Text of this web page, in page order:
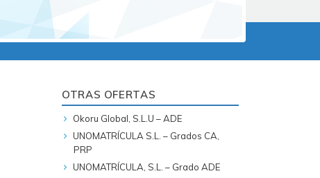
OTRAS OFERTAS
Okoru Global, S.L.U – ADE
UNOMATRÍCULA S.L. – Grados CA,
PRP
UNOMATRÍCULA, S.L. – Grado ADE